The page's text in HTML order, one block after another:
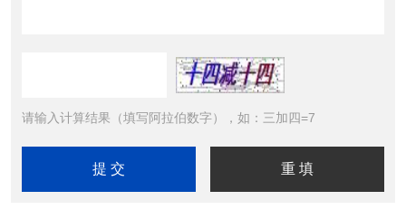
请输入计算结果（填写阿拉伯数字），如：三加四=7